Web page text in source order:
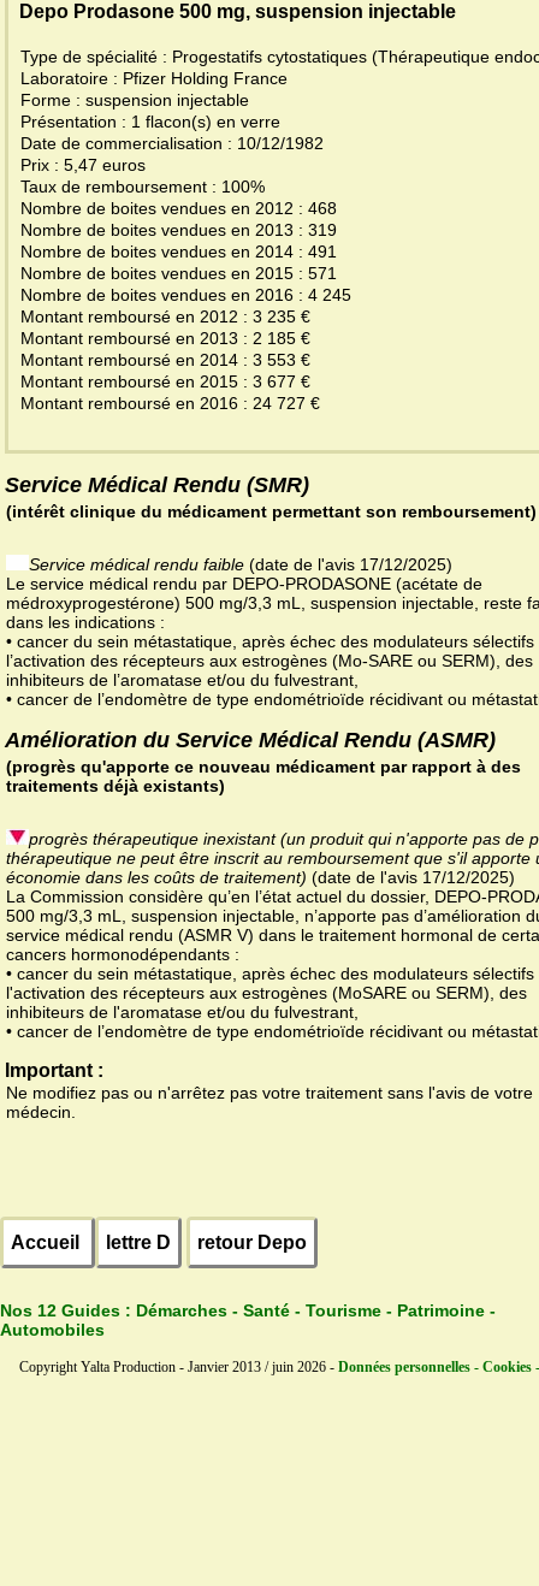
Depo Prodasone 500 mg, suspension injectable
Type de spécialité : Progestatifs cytostatiques (Thérapeutique
Laboratoire : Pfizer Holding France
Forme : suspension injectable
Présentation : 1 flacon(s) en verre
Date de commercialisation : 10/12/1982
Prix : 5,47 euros
Taux de remboursement : 100%
Nombre de boites vendues en 2012 : 468
Nombre de boites vendues en 2013 : 319
Nombre de boites vendues en 2014 : 491
Nombre de boites vendues en 2015 : 571
Nombre de boites vendues en 2016 : 4 245
Montant remboursé en 2012 : 3 235 €
Montant remboursé en 2013 : 2 185 €
Montant remboursé en 2014 : 3 553 €
Montant remboursé en 2015 : 3 677 €
Montant remboursé en 2016 : 24 727 €
Service Médical Rendu (SMR)
(intérêt clinique du médicament permettant son remboursement)
Service médical rendu faible (date de l'avis 17/12/2025)
Le service médical rendu par DEPO-PRODASONE (acétate de
médroxyprogestérone) 500 mg/3,3 mL, suspension injectable, reste
dans les indications :
• cancer du sein métastatique, après échec des modulateurs sélectifs
l’activation des récepteurs aux estrogènes (Mo-SARE ou SERM), des
inhibiteurs de l’aromatase et/ou du fulvestrant,
• cancer de l’endomètre de type endométrioïde récidivant ou
Amélioration du Service Médical Rendu (ASMR)
(progrès qu'apporte ce nouveau médicament par rapport à des
traitements déjà existants)
progrès thérapeutique inexistant (un produit qui n'apporte pas de
thérapeutique ne peut être inscrit au remboursement que s'il apporte
économie dans les coûts de traitement) (date de l'avis 17/12/2025)
La Commission considère qu’en l’état actuel du dossier, DEPO-
500 mg/3,3 mL, suspension injectable, n’apporte pas d’amélioration
service médical rendu (ASMR V) dans le traitement hormonal de
cancers hormonodépendants :
• cancer du sein métastatique, après échec des modulateurs sélectifs
l'activation des récepteurs aux estrogènes (MoSARE ou SERM), des
inhibiteurs de l'aromatase et/ou du fulvestrant,
• cancer de l’endomètre de type endométrioïde récidivant ou
Important :
Ne modifiez pas ou n'arrêtez pas votre traitement sans l'avis de votre
médecin.
Accueil lettre D retour Depo
Nos 12 Guides : Démarches - Santé - Tourisme - Patrimoine -
Automobiles
Copyright Yalta Production - Janvier 2013 / juin 2026 - Données personnelles - Cookies